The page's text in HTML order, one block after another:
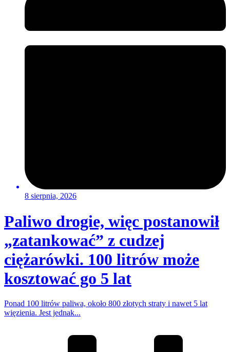
8 sierpnia, 2026
Paliwo drogie, więc postanowił
„zatankować” z cudzej
ciężarówki. 100 litrów może
kosztować go 5 lat
Ponad 100 litrów paliwa, około 800 złotych straty i nawet 5 lat
więzienia. Jest jednak...